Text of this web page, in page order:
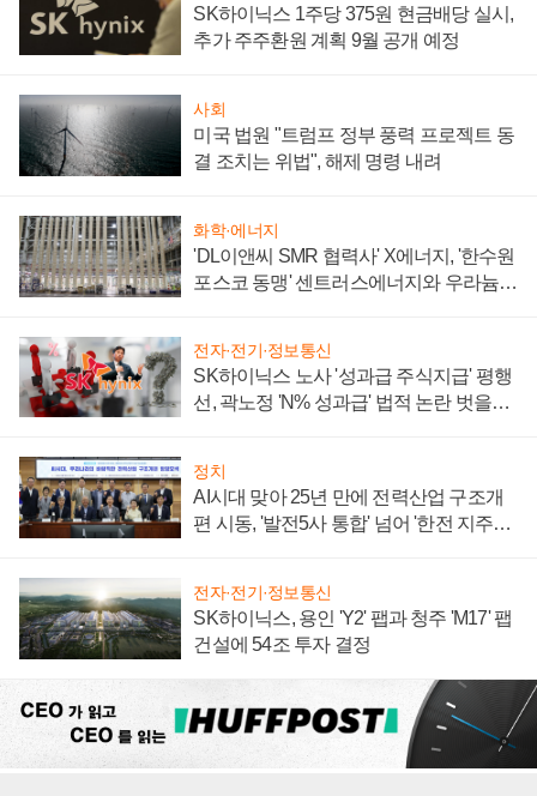
SK하이닉스 1주당 375원 현금배당 실시,
추가 주주환원 계획 9월 공개 예정
사회
미국 법원 "트럼프 정부 풍력 프로젝트 동
결 조치는 위법", 해제 명령 내려
화학·에너지
'DL이앤씨 SMR 협력사' X에너지, '한수원
포스코 동맹' 센트러스에너지와 우라늄
전자·전기·정보통신
SK하이닉스 노사 '성과급 주식지급' 평행
선, 곽노정 'N% 성과급' 법적 논란 벗을지
정치
AI시대 맞아 25년 만에 전력산업 구조개
편 시동, '발전5사 통합' 넘어 '한전 지주사'
전자·전기·정보통신
SK하이닉스, 용인 'Y2' 팹과 청주 'M17' 팹
건설에 54조 투자 결정